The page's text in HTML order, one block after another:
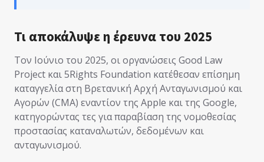
Τι αποκάλυψε η έρευνα του 2025
Τον Ιούνιο του 2025, οι οργανώσεις Good Law
Project και 5Rights Foundation κατέθεσαν επίσημη
καταγγελία στη Βρετανική Αρχή Ανταγωνισμού και
Αγορών (CMA) εναντίον της Apple και της Google,
κατηγορώντας τες για παραβίαση της νομοθεσίας
προστασίας καταναλωτών, δεδομένων και
ανταγωνισμού.